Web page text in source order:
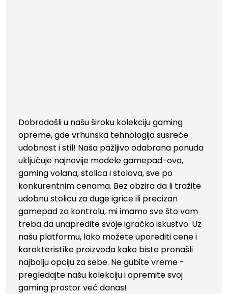
Dobrodošli u našu široku kolekciju gaming
opreme, gde vrhunska tehnologija susreće
udobnost i stil! Naša pažljivo odabrana ponuda
uključuje najnovije modele gamepad-ova,
gaming volana, stolica i stolova, sve po
konkurentnim cenama. Bez obzira da li tražite
udobnu stolicu za duge igrice ili precizan
gamepad za kontrolu, mi imamo sve što vam
treba da unapredite svoje igračko iskustvo. Uz
našu platformu, lako možete uporediti cene i
karakteristike proizvoda kako biste pronašli
najbolju opciju za sebe. Ne gubite vreme -
pregledajte našu kolekciju i opremite svoj
gaming prostor već danas!